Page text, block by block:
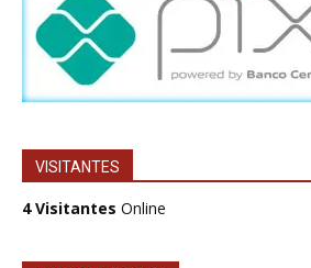
VISITANTES
4 Visitantes Online